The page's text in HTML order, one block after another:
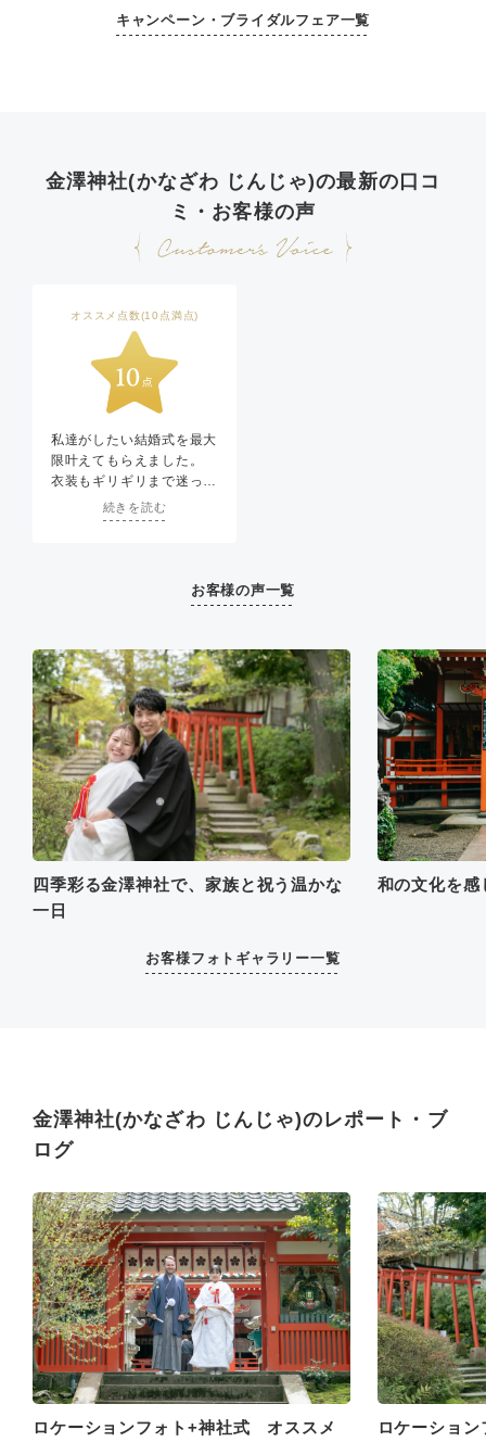
キャンペーン・ブライダルフェア一覧
金澤神社(かなざわ じんじゃ)の最新の口コ
ミ・お客様の声
オススメ点数(10点満点)
私達がしたい結婚式を最大
限叶えてもらえました。
衣装もギリギリまで迷った
けど柔軟な対応をしてもら
えたので安心してお任せで
続きを読む
お客様の声一覧
四季彩る金澤神社で、家族と祝う温かな
一日
和の文化を感
お客様フォトギャラリー一覧
金澤神社(かなざわ じんじゃ)のレポート・ブ
ログ
ロケーションフォト+神社式 オススメ ロケーショ